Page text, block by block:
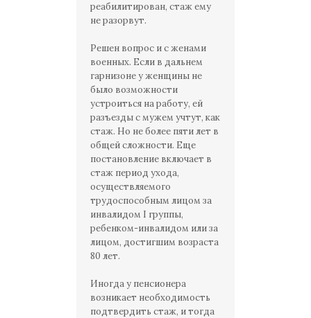
реабилитирован, стаж ему
не разорвут.
Решен вопрос и с женами
военных. Если в дальнем
гарнизоне у женщины не
было возможности
устроиться на работу, ей
разъезды с мужем учтут, как
стаж. Но не более пяти лет в
общей сложности. Еще
постановление включает в
стаж период ухода,
осуществляемого
трудоспособным лицом за
инвалидом I группы,
ребенком-инвалидом или за
лицом, достигшим возраста
80 лет.
Иногда у пенсионера
возникает необходимость
подтвердить стаж, и тогда